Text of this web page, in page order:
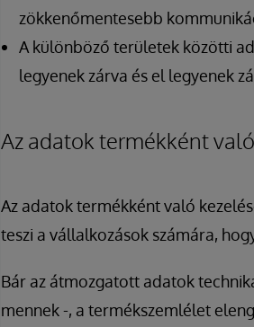
zökkenőmentesebb
A különböző területek közötti
legyenek zárva és el legyenek
Az adatok termékként
Az adatok termékként való
teszi a vállalkozások számára,
Bár az átmozgatott adatok
mennek -, a termékszemlélet